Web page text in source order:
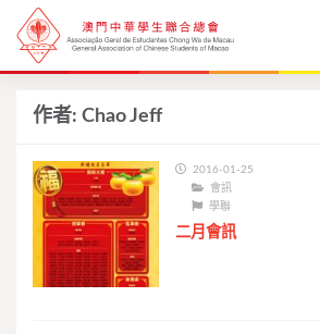
作者: Chao Jeff
2016-01-25
會訊
學聯
二月會訊